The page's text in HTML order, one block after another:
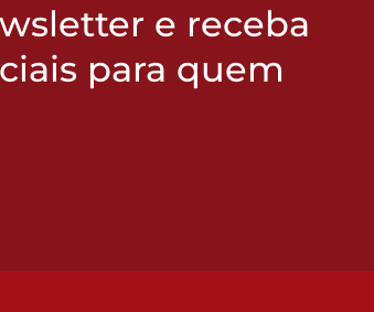
e receba
para quem